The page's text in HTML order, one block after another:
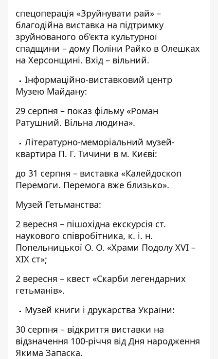
спецоперація «Зруйнувати рай» –
благодійна виставка на підтримку
зруйнованого об’єкта культурної
спадщини – дому Поліни Райко в Олешках
на Херсонщині. Вхід – вільний.
Інформаційно-виставковий центр
Музею Майдану:
29 серпня – показ фільму «Роман
Ратушний. Вільна людина».
Літературно-меморіальний музей-
квартира П. Г. Тичини в м. Києві:
до 31 серпня – виставка «Калейдоскоп
Перемоги. Перемога вже близько».
Музей Гетьманства:
2 вересня – пішохідна екскурсія ст.
наукового співробітника, к. і. н.
Попельницької О. О. «Храми Подолу ХVІ –
ХІХ ст»;
2 вересня – квест «Скарби легендарних
гетьманів».
Музей книги і друкарства України:
30 серпня – відкриття виставки на
відзначення 100-річчя від Дня народження
Якима Запаска.